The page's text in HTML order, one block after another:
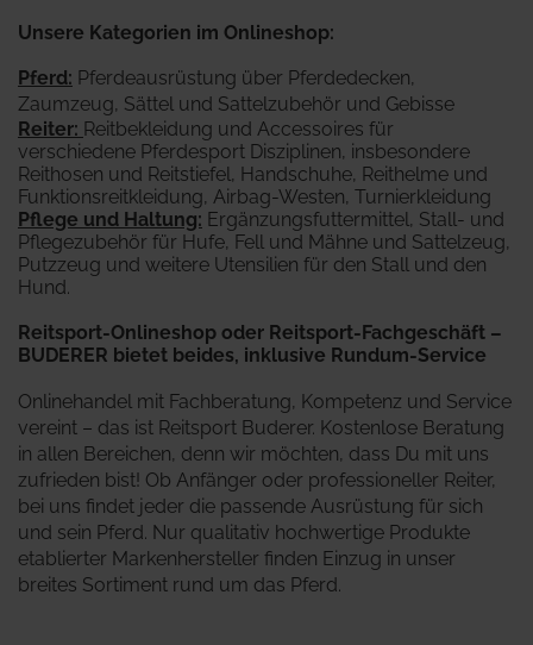
Unsere Kategorien im Onlineshop:
Pferd: Pferdeausrüstung über Pferdedecken,
Zaumzeug, Sättel und Sattelzubehör und Gebisse
Reiter: Reitbekleidung und Accessoires für
verschiedene Pferdesport Disziplinen, insbesondere
Reithosen und Reitstiefel, Handschuhe, Reithelme und
Funktionsreitkleidung, Airbag-Westen, Turnierkleidung
Pflege und Haltung: Ergänzungsfuttermittel, Stall- und
Pflegezubehör für Hufe, Fell und Mähne und Sattelzeug,
Putzzeug und weitere Utensilien für den Stall und den
Hund.
Reitsport-Onlineshop oder Reitsport-Fachgeschäft –
BUDERER bietet beides, inklusive Rundum-Service
Onlinehandel mit Fachberatung, Kompetenz und Service
vereint – das ist Reitsport Buderer. Kostenlose Beratung
in allen Bereichen, denn wir möchten, dass Du mit uns
zufrieden bist! Ob Anfänger oder professioneller Reiter,
bei uns findet jeder die passende Ausrüstung für sich
und sein Pferd. Nur qualitativ hochwertige Produkte
etablierter Markenhersteller finden Einzug in unser
breites Sortiment rund um das Pferd.